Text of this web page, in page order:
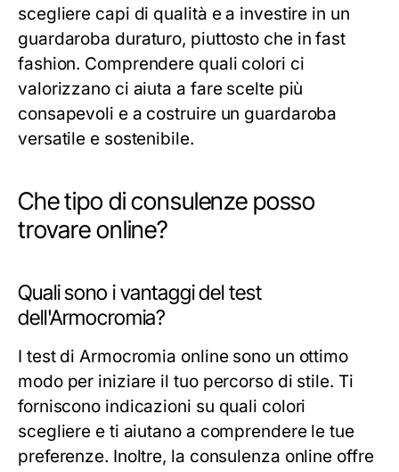
scegliere capi di qualità e a investire in un
guardaroba duraturo, piuttosto che in fast
fashion. Comprendere quali colori ci
valorizzano ci aiuta a fare scelte più
consapevoli e a costruire un guardaroba
versatile e sostenibile.
Che tipo di consulenze posso
trovare online?
Quali sono i vantaggi del test
dell'Armocromia?
I test di Armocromia online sono un ottimo
modo per iniziare il tuo percorso di stile. Ti
forniscono indicazioni su quali colori
scegliere e ti aiutano a comprendere le tue
preferenze. Inoltre, la consulenza online offre